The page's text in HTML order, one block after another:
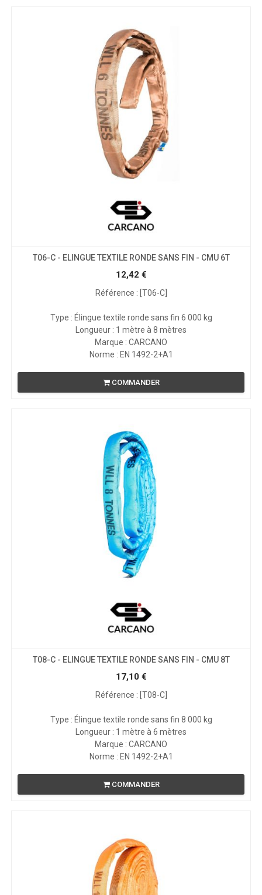
T06-C - ELINGUE TEXTILE RONDE SANS FIN - CMU 6T
12,42 €
Référence : [T06-C]
Type : Élingue textile ronde sans fin 6 000 kg
Longueur : 1 mètre à 8 mètres
Marque : CARCANO
Norme : EN 1492-2+A1
COMMANDER
T08-C - ELINGUE TEXTILE RONDE SANS FIN - CMU 8T
17,10€
Référence : [T08-C]
Type : Élingue textile ronde sans fin 8 000 kg
Longueur : 1 mètre à 6 mètres
Marque : CARCANO
Norme : EN 1492-2+A1
COMMANDER